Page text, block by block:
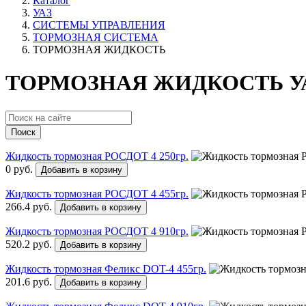
УАЗ
СИСТЕМЫ УПРАВЛЕНИЯ
ТОРМОЗНАЯ СИСТЕМА
ТОРМОЗНАЯ ЖИДКОСТЬ
ТОРМОЗНАЯ ЖИДКОСТЬ
Поиск
Жидкость тормозная РОСДОТ 4 250гр.
0 руб.
Добавить в корзину
Жидкость тормозная РОСДОТ 4 455гр.
266.4 руб.
Добавить в корзину
Жидкость тормозная РОСДОТ 4 910гр.
520.2 руб.
Добавить в корзину
Жидкость тормозная Феликс DOT-4 455гр.
201.6 руб.
Добавить в корзину